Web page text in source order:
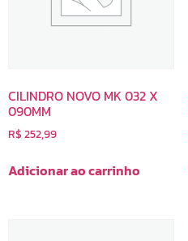
CILINDRO NOVO MK 032 X
090MM
R$252,99
Adicionar ao carrinho